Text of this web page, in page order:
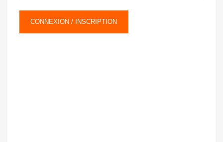
CONNEXION / INSCRIPTION